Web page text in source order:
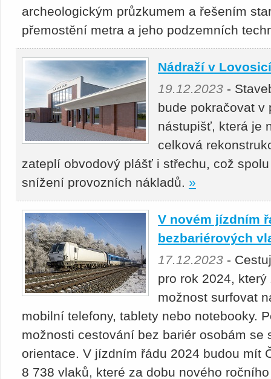
archeologickým průzkumem a řešením
přemostění metra a jeho podzemních
Nádraží v
19.12.2023 -
bude pokračovat v
nástupišť, která je
celková
zateplí obvodový plášť i střechu, což
snížení provozních nákladů. »
V novém jízdním
bezbariérových
17.12.2023 -
pro rok 2024,
možnost surfovat
mobilní telefony, tablety nebo notebooky.
možnosti cestování bez bariér osobám
orientace. V jízdním řádu 2024 budou mít
8 738 vlaků, které za dobu nového